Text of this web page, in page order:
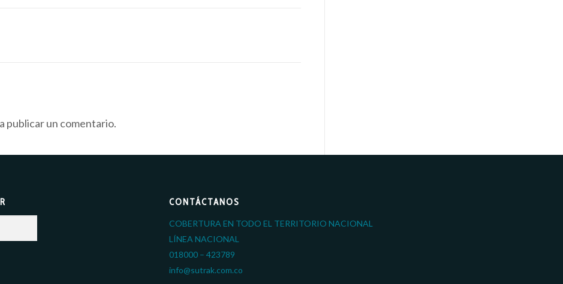
publicar un comentario.
CONTÁCTANOS
COBERTURA EN TODO EL TERRITORIO NACIONAL
LÍNEA NACIONAL
018000 – 423789
info@sutrak.com.co